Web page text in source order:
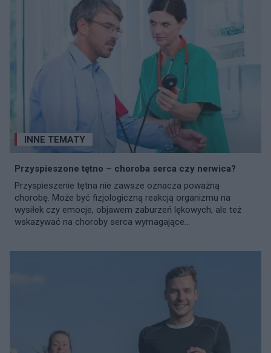
INNE TEMATY
Przyspieszone tętno – choroba serca czy nerwica?
Przyspieszenie tętna nie zawsze oznacza poważną
chorobę. Może być fizjologiczną reakcją organizmu na
wysiłek czy emocje, objawem zaburzeń lękowych, ale też
wskazywać na choroby serca wymagające...